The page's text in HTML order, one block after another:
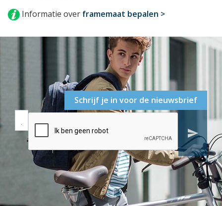
Informatie over framemaat bepalen >
Schrijf je in voor de nieuwsbrief
send